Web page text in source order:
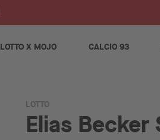
LOTTO X MOJO CALCIO 93
LOTTO
Elias